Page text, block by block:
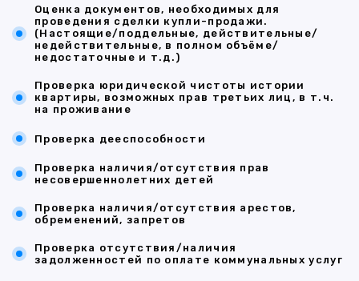
Оценка документов, необходимых для
проведения сделки купли-продажи.
(Настоящие/поддельные, действительные/
недействительные, в полном объёме/
недостаточные и т.д.)
Проверка юридической чистоты истории
квартиры, возможных прав третьих лиц, в т.ч.
на проживание
Проверка дееспособности
Проверка наличия/отсутствия прав
несовершеннолетних детей
Проверка наличия/отсутствия арестов,
обременений, запретов
Проверка отсутствия/наличия
задолженностей по оплате коммунальных услуг